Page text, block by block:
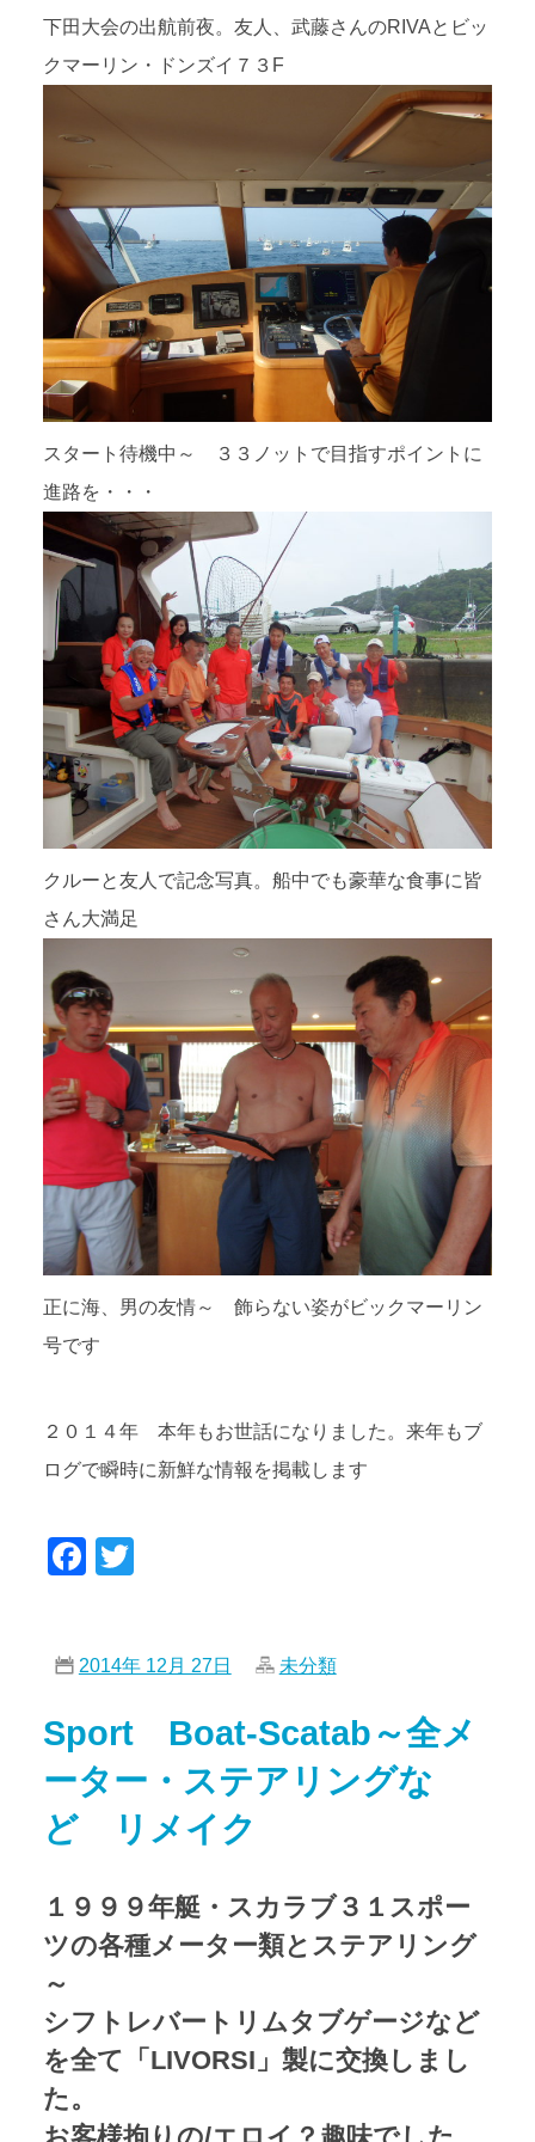
下田大会の出航前夜。友人、武藤さんのRIVAとビッ
クマーリン・ドンズイ７３F
スタート待機中～ ３３ノットで目指すポイントに
進路を・・・
クルーと友人で記念写真。船中でも豪華な食事に皆
さん大満足
正に海、男の友情～ 飾らない姿がビックマーリン
号です
２０１４年 本年もお世話になりました。来年もブ
ログで瞬時に新鮮な情報を掲載します
Facebook
2014年 12月 27日 未分類
Sport Boat-Scatab～全メ
ーター・ステアリングな
ど リメイク
１９９９年艇・スカラブ３１スポー
ツの各種メーター類とステアリング
～
シフトレバートリムタブゲージなど
を全て「LIVORSI」製に交換しまし
た。